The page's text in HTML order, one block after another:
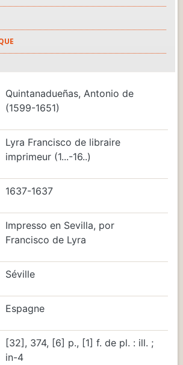
Quintanadueñas, Antonio de
(1599-1651)
Lyra Francisco de libraire
imprimeur (1...-16..)
1637-1637
Impresso en Sevilla, por
Francisco de Lyra
Séville
Espagne
[32], 374, [6] p., [1] f. de pl. : ill. ;
in-4